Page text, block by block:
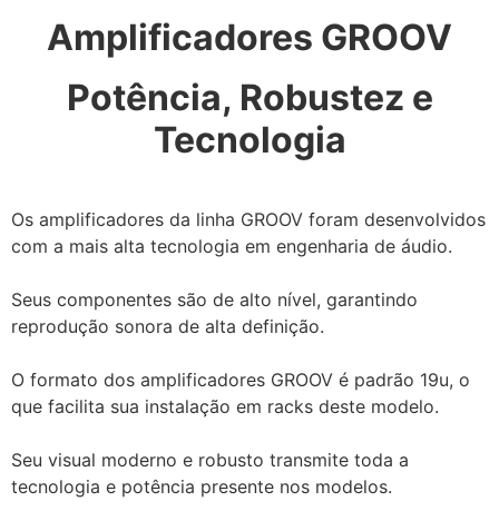
Amplificadores GROOV
Potência, Robustez e
Tecnologia
Os amplificadores da linha GROOV foram desenvolvidos
com a mais alta tecnologia em engenharia de áudio.
Seus componentes são de alto nível, garantindo
reprodução sonora de alta definição.
O formato dos amplificadores GROOV é padrão 19u, o
que facilita sua instalação em racks deste modelo.
Seu visual moderno e robusto transmite toda a
tecnologia e potência presente nos modelos.